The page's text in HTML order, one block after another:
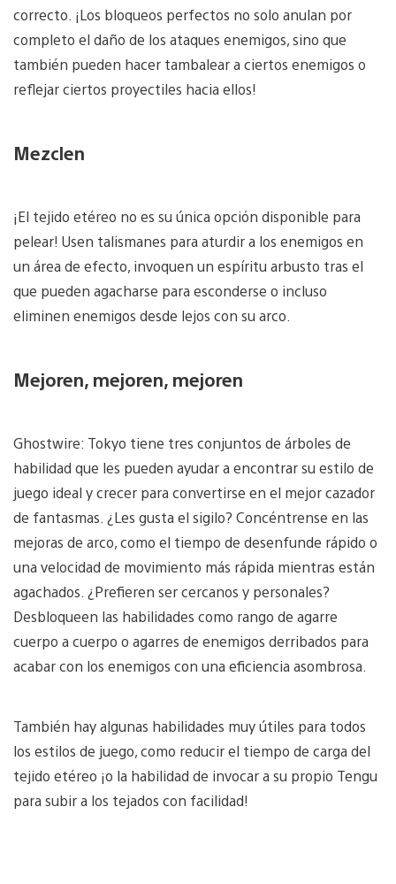
correcto. ¡Los bloqueos perfectos no solo anulan por
completo el daño de los ataques enemigos, sino que
también pueden hacer tambalear a ciertos enemigos o
reflejar ciertos proyectiles hacia ellos!
Mezclen
¡El tejido etéreo no es su única opción disponible para
pelear! Usen talismanes para aturdir a los enemigos en
un área de efecto, invoquen un espíritu arbusto tras el
que pueden agacharse para esconderse o incluso
eliminen enemigos desde lejos con su arco.
Mejoren, mejoren, mejoren
Ghostwire: Tokyo tiene tres conjuntos de árboles de
habilidad que les pueden ayudar a encontrar su estilo de
juego ideal y crecer para convertirse en el mejor cazador
de fantasmas. ¿Les gusta el sigilo? Concéntrense en las
mejoras de arco, como el tiempo de desenfunde rápido o
una velocidad de movimiento más rápida mientras están
agachados. ¿Prefieren ser cercanos y personales?
Desbloqueen las habilidades como rango de agarre
cuerpo a cuerpo o agarres de enemigos derribados para
acabar con los enemigos con una eficiencia asombrosa.
También hay algunas habilidades muy útiles para todos
los estilos de juego, como reducir el tiempo de carga del
tejido etéreo ¡o la habilidad de invocar a su propio Tengu
para subir a los tejados con facilidad!